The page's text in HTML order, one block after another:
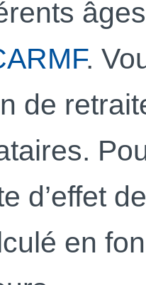
.
de
d’effet
en